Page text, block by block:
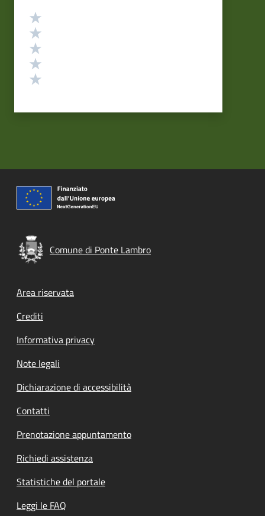
Valutazione
Comune di Ponte Lambro
Footer menu
Area riservata
Crediti
Informativa privacy
Note legali
Dichiarazione di accessibilità
Contatti
Prenotazione appuntamento
Richiedi assistenza
Statistiche del portale
Leggi le FAQ